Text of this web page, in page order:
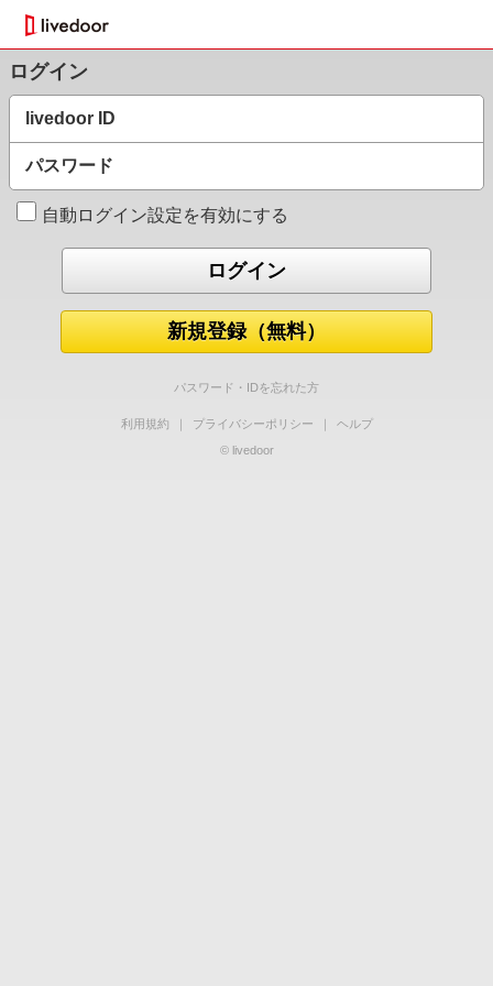
ログイン
livedoor ID
パスワード
自動ログイン設定を有効にする
新規登録（無料）
パスワード・IDを忘れた方
利用規約 ｜ プライバシーポリシー ｜
ヘルプ
© livedoor